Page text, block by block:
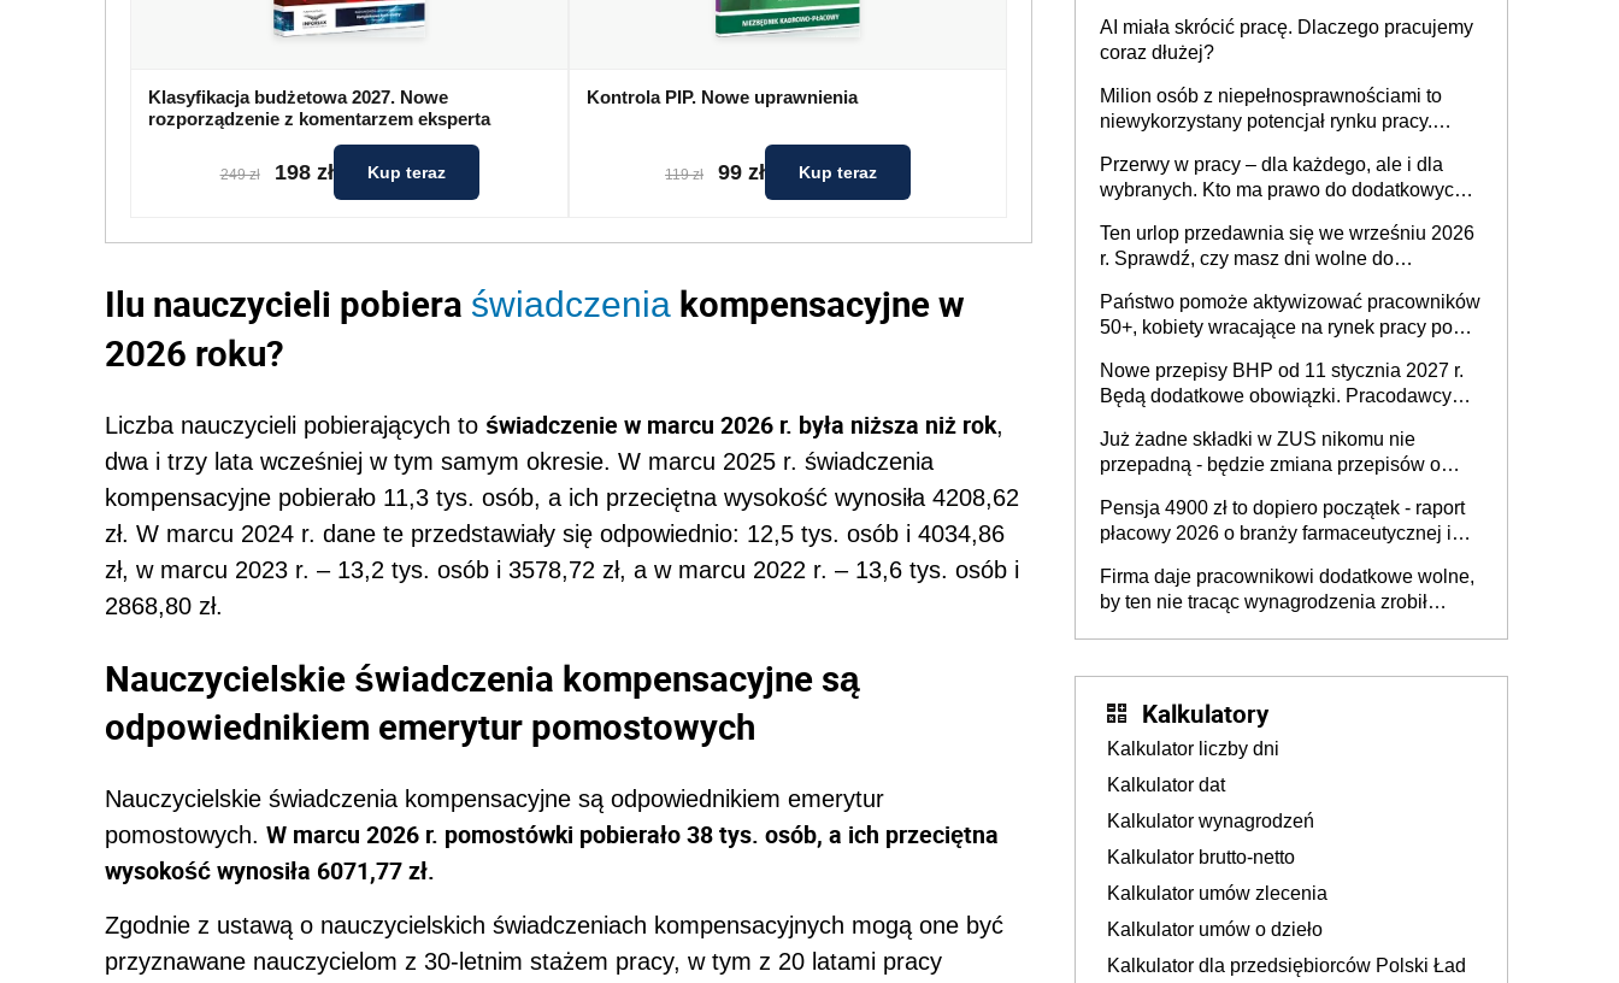
Klasyfikacja budżetowa 2027. Nowe
rozporządzenie z komentarzem eksperta
249 zł 198 zł Kup teraz
Kontrola PIP. Nowe uprawnienia
119 zł 99 zł Kup teraz
Ilu nauczycieli pobiera świadczenia kompensacyjne w
2026 roku?
Liczba nauczycieli pobierających to świadczenie w marcu 2026 r. była niższa niż rok,
dwa i trzy lata wcześniej w tym samym okresie. W marcu 2025 r. świadczenia
kompensacyjne pobierało 11,3 tys. osób, a ich przeciętna wysokość wynosiła 4208,62
zł. W marcu 2024 r. dane te przedstawiały się odpowiednio: 12,5 tys. osób i 4034,86
zł, w marcu 2023 r. – 13,2 tys. osób i 3578,72 zł, a w marcu 2022 r. – 13,6 tys. osób i
2868,80 zł.
Nauczycielskie świadczenia kompensacyjne są
odpowiednikiem emerytur pomostowych
Nauczycielskie świadczenia kompensacyjne są odpowiednikiem emerytur
pomostowych. W marcu 2026 r. pomostówki pobierało 38 tys. osób, a ich przeciętna
wysokość wynosiła 6071,77 zł.
Zgodnie z ustawą o nauczycielskich świadczeniach kompensacyjnych mogą one być
przyznawane nauczycielom z 30-letnim stażem pracy, w tym z 20 latami pracy
Ustaw
AI miała skrócić pracę. Dlaczego pracujemy
coraz dłużej?
Milion osób z niepełnosprawnościami to
niewykorzystany potencjał rynku pracy.
dofinansowań czy refundacji, ale bariery po
stronie systemu i świadomości
pracodawców [WYWIAD]
Przerwy w pracy – dla każdego, ale i dla
wybranych. Kto ma prawo do dodatkowych
Ten urlop przedawnia się we wrześniu 2026
r. Sprawdź, czy masz dni wolne do
Państwo pomoże aktywizować pracowników
50+, kobiety wracające na rynek pracy po
osoby neuroatypowe. Powstanie Fundusz
na rzecz Inkluzywności w Zatrudnianiu?
Nowe przepisy BHP od 11 stycznia 2027 r.
Będą dodatkowe obowiązki. Pracodawcy
Już żadne składki w ZUS nikomu nie
przepadną - będzie zmiana przepisów o
ubezpieczeniom społecznym
Pensja 4900 zł to dopiero początek - raport
płacowy 2026 o branży farmaceutycznej i
Firma daje pracownikowi dodatkowe wolne,
by ten nie tracąc wynagrodzenia zrobił
Kalkulatory
Kalkulator liczby dni
Kalkulator dat
Kalkulator wynagrodzeń
Kalkulator brutto-netto
Kalkulator umów zlecenia
Kalkulator umów o dzieło
Kalkulator dla przedsiębiorców Polski Ład